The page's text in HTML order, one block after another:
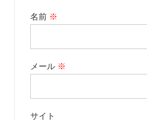
名前 ※
メール ※
サイト